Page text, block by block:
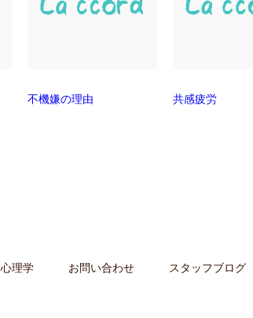
不機嫌の理由 共感疲労
心理学 お問い合わせ スタッフブログ